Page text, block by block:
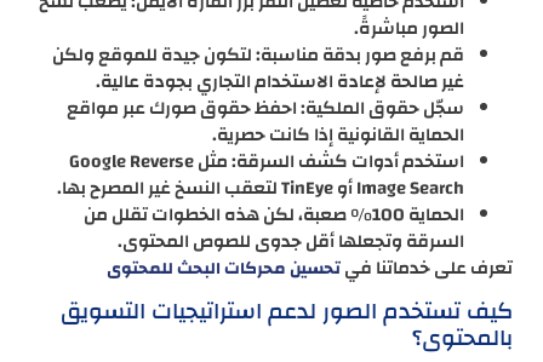
الصور مباشرةً.
قم برفع صور بدقة مناسبة: لتكون جيدة للموقع ولكن
غير صالحة لإعادة الاستخدام التجاري بجودة عالية.
سجّل حقوق الملكية: احفظ حقوق صورك عبر مواقع
الحماية القانونية إذا كانت حصرية.
استخدم أدوات كشف السرقة: مثل Google Reverse
Image Search أو TinEye لتعقب النسخ غير المصرح بها.
الحماية 100% صعبة، لكن هذه الخطوات تقلل من
السرقة وتجعلها أقل جدوى للصوص المحتوى.
تعرف على خدماتنا فيتحسين محركات البحث للمحتوى
كيف تستخدم الصور لدعم استراتيجيات التسويق
بالمحتوى؟